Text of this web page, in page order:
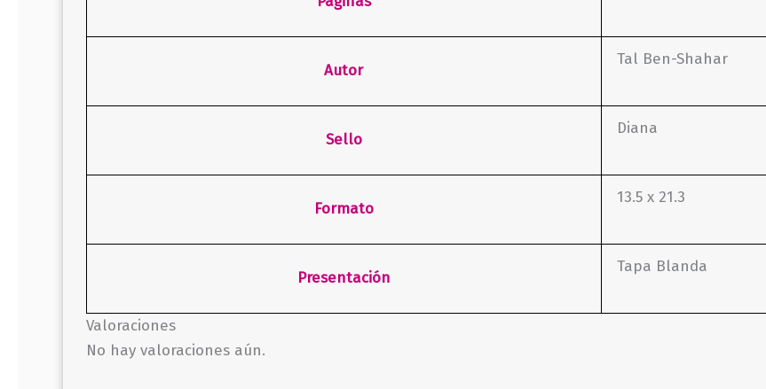
Autor
Tal Ben-Shahar
Sello
Diana
Formato
13.5 x 21.3
Presentación
Tapa Blanda
Valoraciones
No hay valoraciones aún.